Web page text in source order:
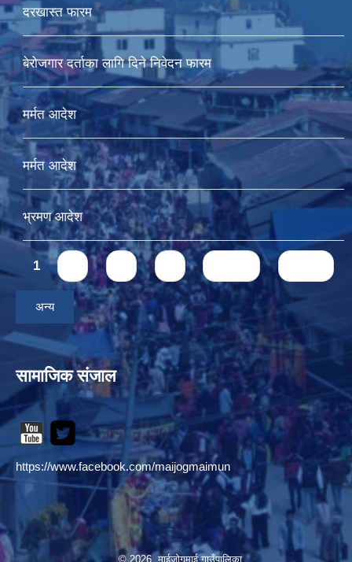
दरखास्त फारम
बेरोजगार दर्ताका लागि दिने निवेदन फारम
मर्मत आदेश
मर्मत आदेश
भ्रमण आदेश
Pages
1
अन्य
सामाजिक संजाल
https://www.facebook.com/maijogmaimun
© 2026 माईजोगमाई गाउँपालिका